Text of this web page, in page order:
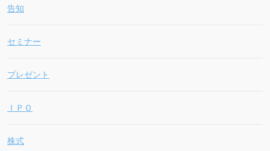
告知
セミナー
プレゼント
ＩＰＯ
株式